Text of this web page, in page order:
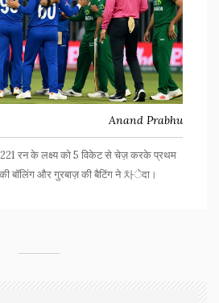
Anand Prabhu
221 रन के लक्ष्य को 5 विकेट से चेज़ करके प्रथम
बॉलिंग और गुरबाज़ की बैटिंग ने 차ेदा।